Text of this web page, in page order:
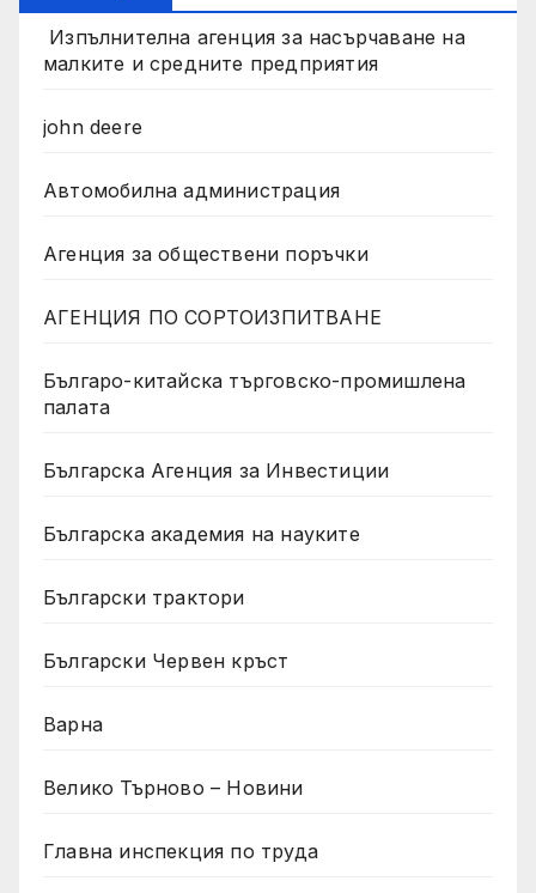
Изпълнителна агенция за насърчаване на
малките и средните предприятия
john deere
Автомобилна администрация
Агенция за обществени поръчки
АГЕНЦИЯ ПО СОРТОИЗПИТВАНЕ
Българо-китайска търговско-промишлена
палата
Българска Агенция за Инвестиции
Българска академия на науките
Български трактори
Български Червен кръст
Варна
Велико Търново – Новини
Главна инспекция по труда